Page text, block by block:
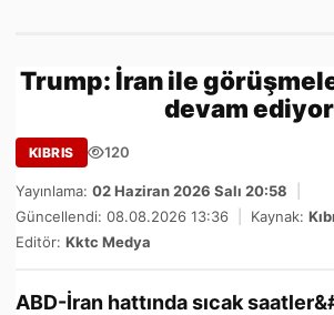
Trump: İran ile
devam ediyor
KIBRIS 120
Yayınlama: 02 Haziran 2026 Salı 20:58
Güncellendi: 08.08.2026 13:36
Kaynak:
Editör: Kktc Medya
ABD-İran hattında sıcak